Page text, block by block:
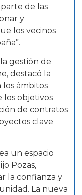
parte de las
y
los vecinos
gestión de
destacó la
los ámbitos
los objetivos
de contratos
clave
un espacio
Pozas,
la confianza y
La nueva